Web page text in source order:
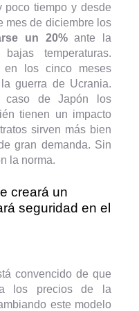
poco tiempo y desde
mes de diciembre los
un 20%ante la
temperaturas.
en los cinco meses
guerra de Ucrania.
caso de Japón los
tienen un impacto
sirven más bien
gran demanda. Sin
la norma.
creará un
seguridad en el
convencido de que
los precios de la
este modelo